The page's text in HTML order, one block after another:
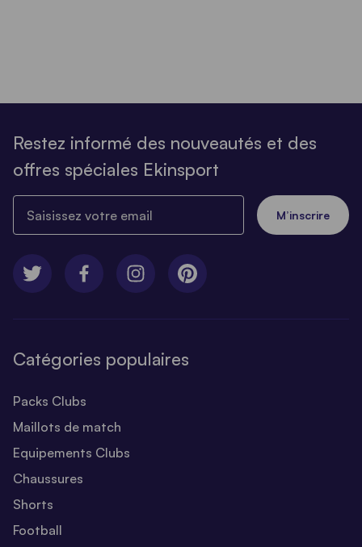
Restez informé des nouveautés et des
offres spéciales Ekinsport
M’inscrire
Catégories populaires
Packs Clubs
Maillots de match
Equipements Clubs
Chaussures
Shorts
Football